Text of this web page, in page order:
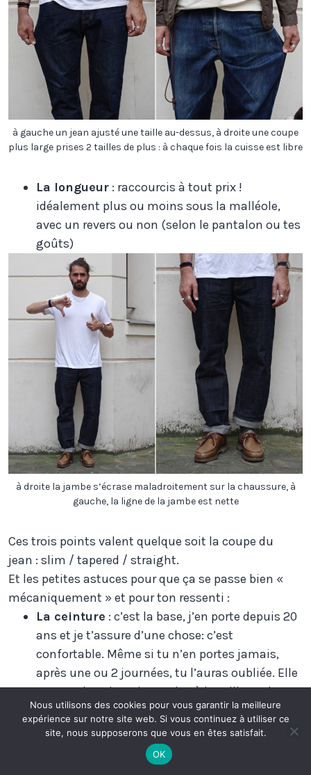
à gauche un jean ajusté une taille au-dessus, à droite une coupe
plus large prises 2 tailles de plus : à chaque fois la cuisse est libre
La longueur : raccourcis à tout prix !
idéalement plus ou moins sous la malléole,
avec un revers ou non (selon le pantalon ou tes
goûts)
à droite la jambe s’écrase maladroitement sur la chaussure, à
gauche, la ligne de la jambe est nette
Ces trois points valent quelque soit la coupe du
jean : slim / tapered / straight.
Et les petites astuces pour que ça se passe bien «
mécaniquement » et pour ton ressenti :
La ceinture : c’est la base, j’en porte depuis 20
ans et je t’assure d’une chose: c’est
confortable. Même si tu n’en portes jamais,
après une ou 2 journées, tu l’auras oubliée. Elle
permet d’avoir un jean relax à la taille, en le
maintenant naturellement. Sur les pantalons
militaires, les side adjusterfont le même job.
Nous utilisons des cookies pour vous garantir la meilleure
expérience sur notre site web. Si vous continuez à utiliser ce
site, nous supposerons que vous en êtes satisfait.
OK